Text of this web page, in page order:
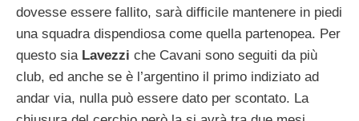
dovesse essere fallito, sarà difficile mantenere in piedi
una squadra dispendiosa come quella partenopea. Per
questo sia Lavezzi che Cavani sono seguiti da più
club, ed anche se è l’argentino il primo indiziato ad
andar via, nulla può essere dato per scontato. La